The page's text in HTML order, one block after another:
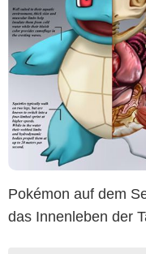
Pokémon auf dem
das Innenleben der